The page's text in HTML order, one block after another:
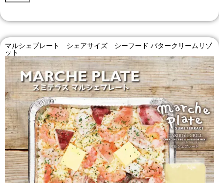
マルシェプレート シェアサイズ シーフード バタークリームリゾ
ット